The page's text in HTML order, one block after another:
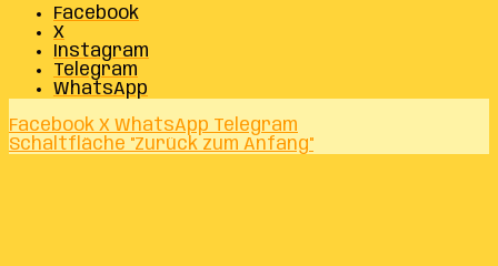
Facebook
X
Instagram
Telegram
WhatsApp
Facebook X WhatsApp Telegram
Schaltfläche "Zurück zum Anfang"